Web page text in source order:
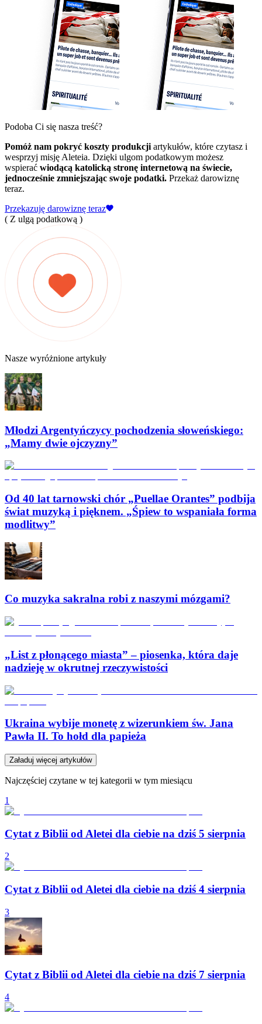
Podoba Ci się nasza treść?
Pomóż nam pokryć koszty produkcji artykułów, które czytasz i
wesprzyj misję Aleteia. Dzięki ulgom podatkowym możesz
wspierać wiodącą katolicką stronę internetową na świecie,
jednocześnie zmniejszając swoje podatki. Przekaż darowiznę
teraz.
Przekazuję darowiznę teraz
( Z ulgą podatkową )
Nasze wyróżnione artykuły
Młodzi Argentyńczycy pochodzenia słoweńskiego:
„Mamy dwie ojczyzny”
Od 40 lat tarnowski chór „Puellae Orantes” podbija
świat muzyką i pięknem. „Śpiew to wspaniała forma
modlitwy”
Co muzyka sakralna robi z naszymi mózgami?
„List z płonącego miasta” – piosenka, która daje
nadzieję w okrutnej rzeczywistości
Ukraina wybije monetę z wizerunkiem św. Jana
Pawła II. To hołd dla papieża
Załaduj więcej artykułów
Najczęściej czytane w tej kategorii w tym miesiącu
1
Cytat z Biblii od Aletei dla ciebie na dziś 5 sierpnia
2
Cytat z Biblii od Aletei dla ciebie na dziś 4 sierpnia
3
Cytat z Biblii od Aletei dla ciebie na dziś 7 sierpnia
4